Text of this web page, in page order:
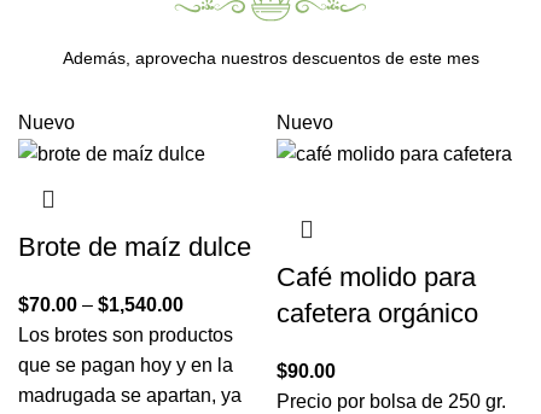
Además, aprovecha nuestros descuentos de este mes
Nuevo
Brote de maíz dulce
$70.00 – $1,540.00
Los brotes son productos
que se pagan hoy y en la
madrugada se apartan, ya
Nuevo
Café molido para
cafetera orgánico
$90.00
Precio por bolsa de 250 gr.